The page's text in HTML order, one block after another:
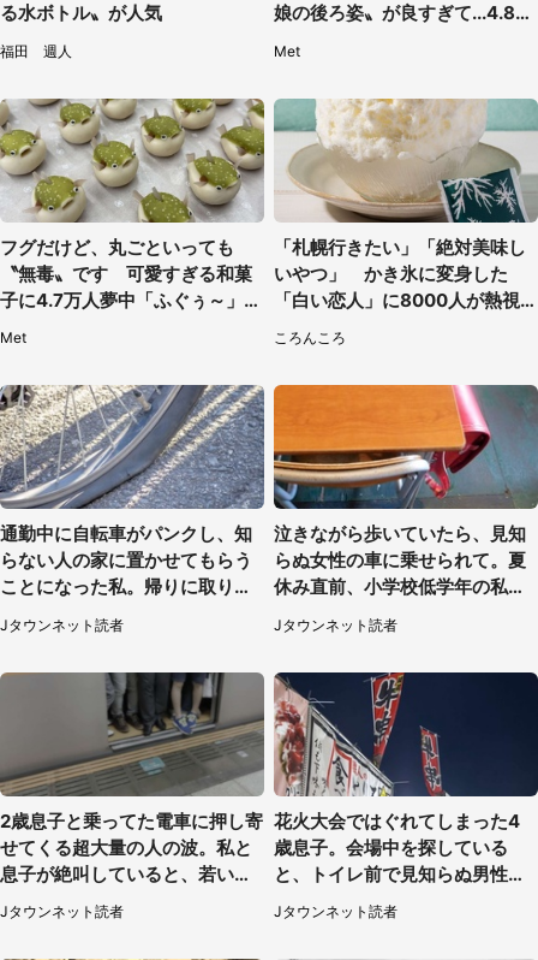
る水ボトル〟が人気
福田 週人
娘の後ろ姿〟が良すぎて...4.8万
Met
フグだけど、丸ごといっても
〝無毒〟です 可愛すぎる和菓
子に4.7万人夢中「ふぐぅ～」
「職人の技ですね」
Met
「札幌行きたい」「絶対美味し
いやつ」 かき氷に変身した
「白い恋人」に8000人が熱視
線【期間限定】
ころんころ
通勤中に自転車がパンクし、知
らない人の家に置かせてもらう
ことになった私。帰りに取りに
行くと、なんと...（東京都・40
代女性）
Jタウンネット読者
泣きながら歩いていたら、見知
らぬ女性の車に乗せられて。夏
休み直前、小学校低学年の私に
起きたこと（広島県・30代女
性）
Jタウンネット読者
2歳息子と乗ってた電車に押し寄
せてくる超大量の人の波。私と
息子が絶叫していると、若いカ
ップルの乗客が...（東京都・60
代女性）
Jタウンネット読者
花火大会ではぐれてしまった4
歳息子。会場中を探している
と、トイレ前で見知らぬ男性に
（東京都・女性）
Jタウンネット読者